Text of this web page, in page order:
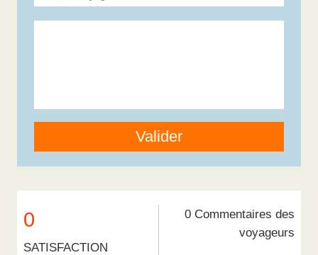
Valider
0
SATISFACTION
0 Commentaires des
voyageurs